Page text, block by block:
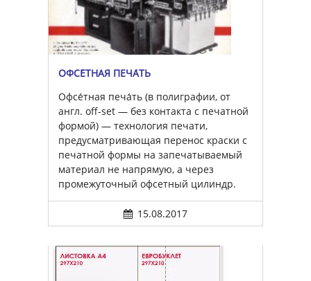
ОФСЕ́ТНАЯ ПЕЧА́ТЬ
Офсе́тная печа́ть (в полиграфии, от
англ. off-set — без контакта с печатной
формой) — технология печати,
предусматривающая перенос краски с
печатной формы на запечатываемый
материал не напрямую, а через
промежуточный офсетный цилиндр.
15.08.2017